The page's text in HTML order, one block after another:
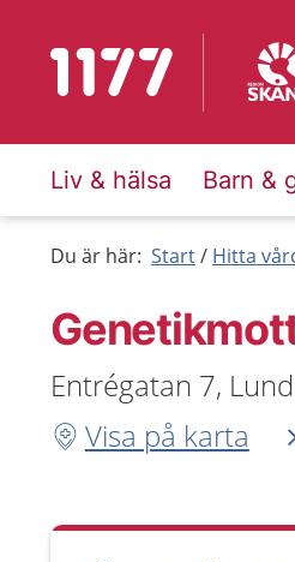
Till startsidan för 1177
Liv & hälsa Barn &
Du är här: Start Hitta
Entrégatan 7, Lund
Visa på karta